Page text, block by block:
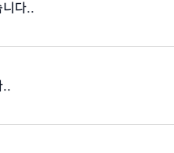
다..
..